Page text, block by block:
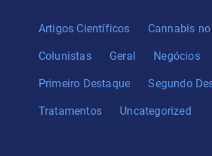
Artigos Científicos Cannabis
Colunistas Geral Negócios
Primeiro Destaque Segundo
Tratamentos Uncategorized